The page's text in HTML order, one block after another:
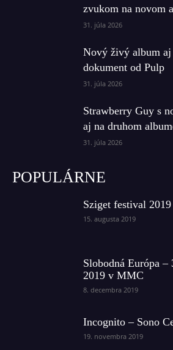
zvukom na novom
31. júla 2026
Nový živý album
dokument od Pulp
31. júla 2026
Strawberry Guy s
aj na druhom
31. júla 2026
POPULÁRNE
Sziget festival
15. augusta 2019
Slobodná Európa
2019 v MMC
8. decembra 2019
Incognito – Sono
19. novembra 2019